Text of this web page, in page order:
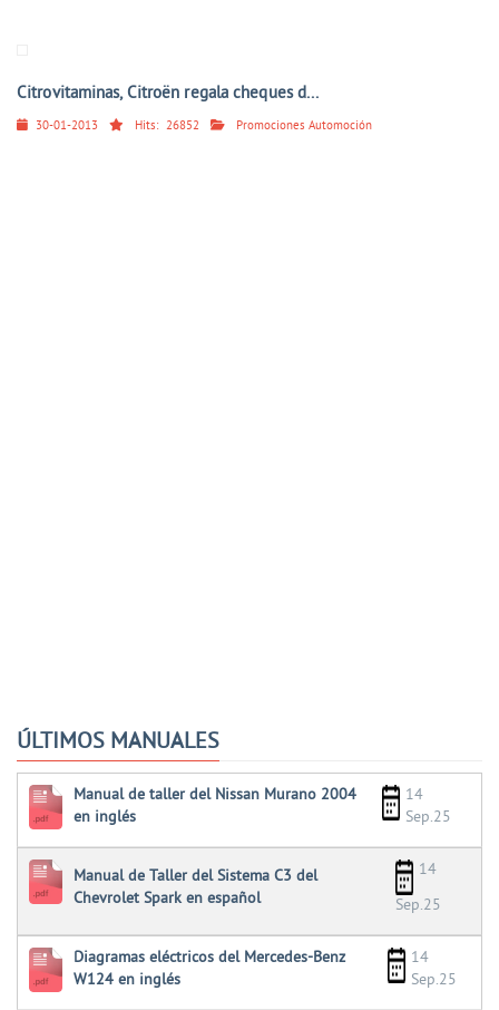
Citrovitaminas, Citroën regala cheques d...
30-01-2013 Hits: 26852 Promociones Automoción
ÚLTIMOS MANUALES
Manual de taller del Nissan Murano 2004
en inglés
14
Sep.25
Manual de Taller del Sistema C3 del
Chevrolet Spark en español
14
Sep.25
Diagramas eléctricos del Mercedes-Benz
W124 en inglés
14
Sep.25